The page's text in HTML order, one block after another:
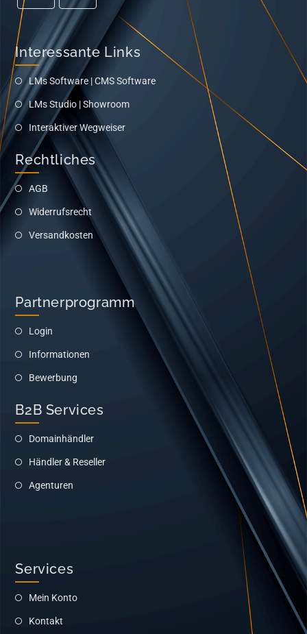
Interessante Links
LMs Software | CMS Software
LMs Studio | Showroom
Interaktiver Wegweiser
Rechtliches
AGB
Widerrufsrecht
Versandkosten
Partnerprogramm
Login
Informationen
Bewerbung
B2B Services
Domainhändler
Händler & Reseller
Agenturen
Services
Mein Konto
Kontakt